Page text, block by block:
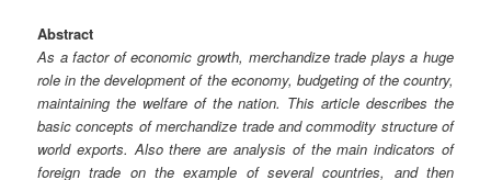
Abstract
As a factor of economic growth, merchandize trade plays a huge
role in the development of the economy, budgeting of the country,
maintaining the welfare of the nation. This article describes the
basic concepts of merchandize trade and commodity structure of
world exports. Also there are analysis of the main indicators of
foreign trade on the example of several countries, and then